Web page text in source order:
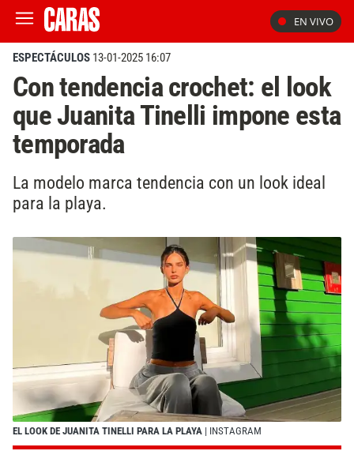
EN VIVO
ESPECTÁCULOS 13-01-2025 16:07
Con tendencia crochet: el look
que Juanita Tinelli impone esta
temporada
La modelo marca tendencia con un look ideal
para la playa.
EL LOOK DE JUANITA TINELLI PARA LA PLAYA | INSTAGRAM